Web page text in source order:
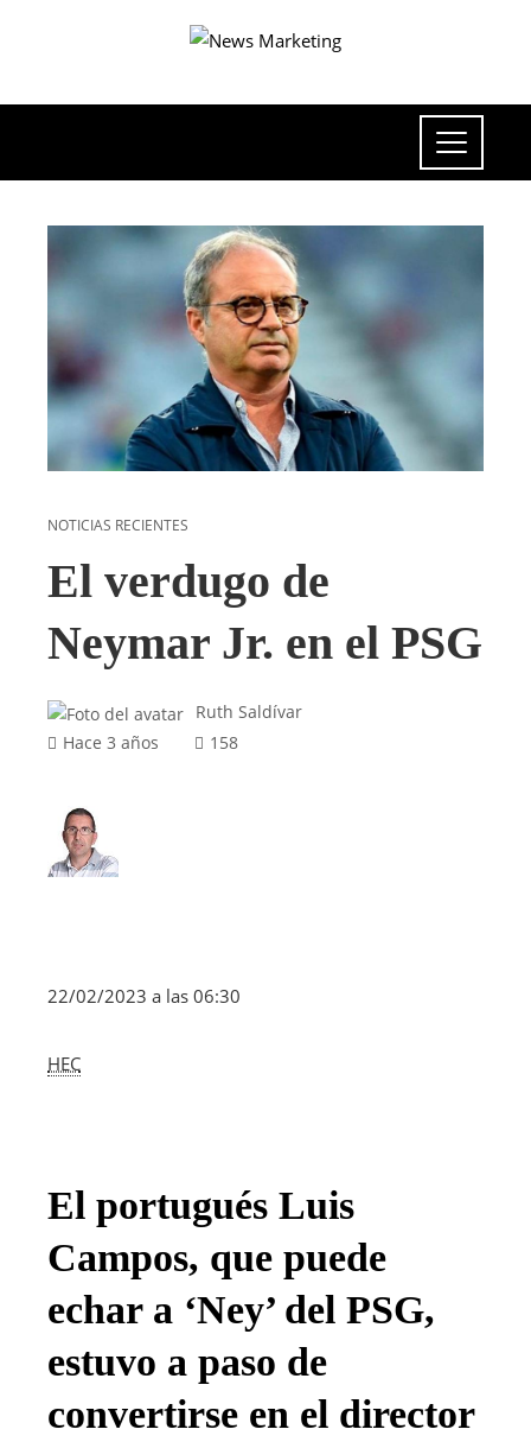
NOTICIAS RECIENTES
El verdugo de
Neymar Jr. en el PSG
Ruth Saldívar
Hace 3 años
158
22/02/2023 a las 06:30
HEC
El portugués Luis
Campos, que puede
echar a ‘Ney’ del PSG,
estuvo a paso de
convertirse en el director